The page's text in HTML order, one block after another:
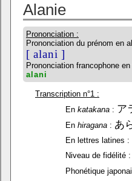
Alanie
Prononciation :
Prononciation du prénom en
[ alani ]
Prononciation francophone
alani
Transcription n°1 :
En katakana: ア
En hiragana: あ
En lettres latines :
Niveau de fidélité :
Phonétique